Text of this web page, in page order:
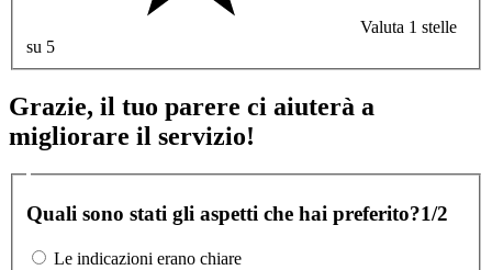
Valuta 1 stelle
su 5
Grazie, il tuo parere ci aiuterà a
migliorare il servizio!
Quali sono stati gli aspetti che hai preferito?1/2
Le indicazioni erano chiare